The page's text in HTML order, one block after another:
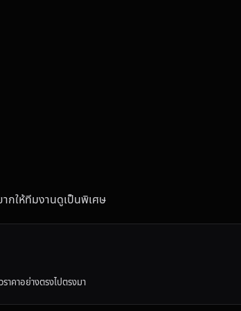
กให้ทีมงานดูเป็นพิเศษ
าคาอย่างตรงไปตรงมา